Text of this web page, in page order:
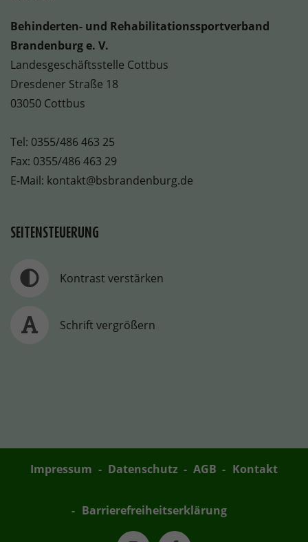
Behinderten- und Rehabilitationssportverband
Brandenburg e. V.
Landesgeschäftsstelle Cottbus
Dresdener Straße 18
03050 Cottbus
Tel: 0355/486 463 25
Fax: 0355/486 463 29
E-Mail: kontakt@bsbrandenburg.de
SEITENSTEUERUNG
Kontrast verstärken
Schrift vergrößern
Impressum Datenschutz AGB Kontakt
Barrierefreiheitserklärung